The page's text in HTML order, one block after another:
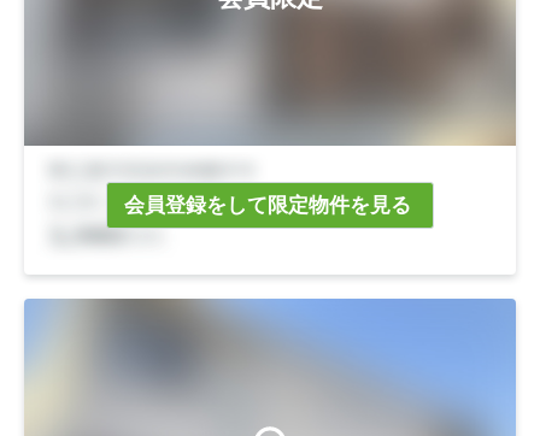
会員登録をして限定物件を見る